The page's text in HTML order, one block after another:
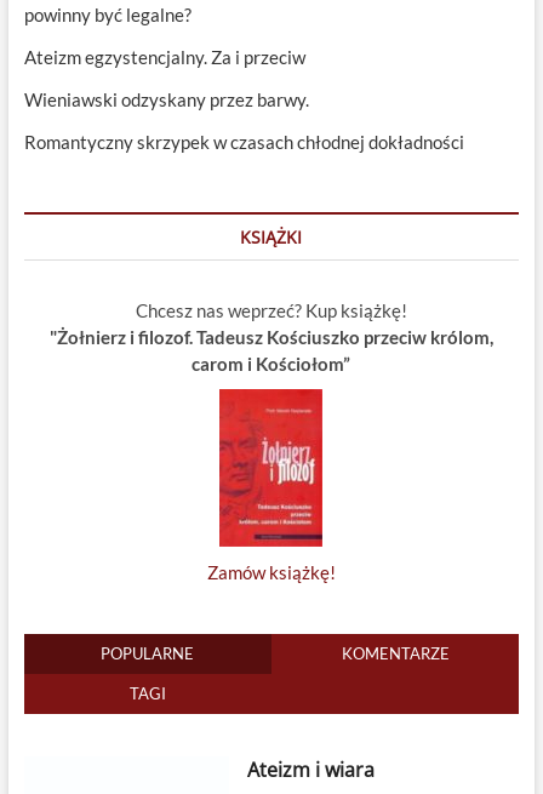
powinny być legalne?
Ateizm egzystencjalny. Za i przeciw
Wieniawski odzyskany przez barwy.
Romantyczny skrzypek w czasach chłodnej dokładności
KSIĄŻKI
Chcesz nas weprzeć? Kup książkę!
"Żołnierz i filozof. Tadeusz Kościuszko przeciw królom,
carom i Kościołom”
Zamów książkę!
POPULARNE KOMENTARZE
TAGI
Ateizm i wiara